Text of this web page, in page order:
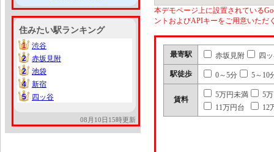
住みたい駅ランキング
1
1
渋谷
2
2
赤坂見附
2
2
池袋
4
4
新宿
5
5 四ッ谷
08月10日15時更新
本デモページ上に設置されている
ントおよびAPIキーをご用意いただ
最寄駅 赤坂見附 四
駅徒歩 0～5分 5～10
賃料
5万円未満
5
11万円台
12